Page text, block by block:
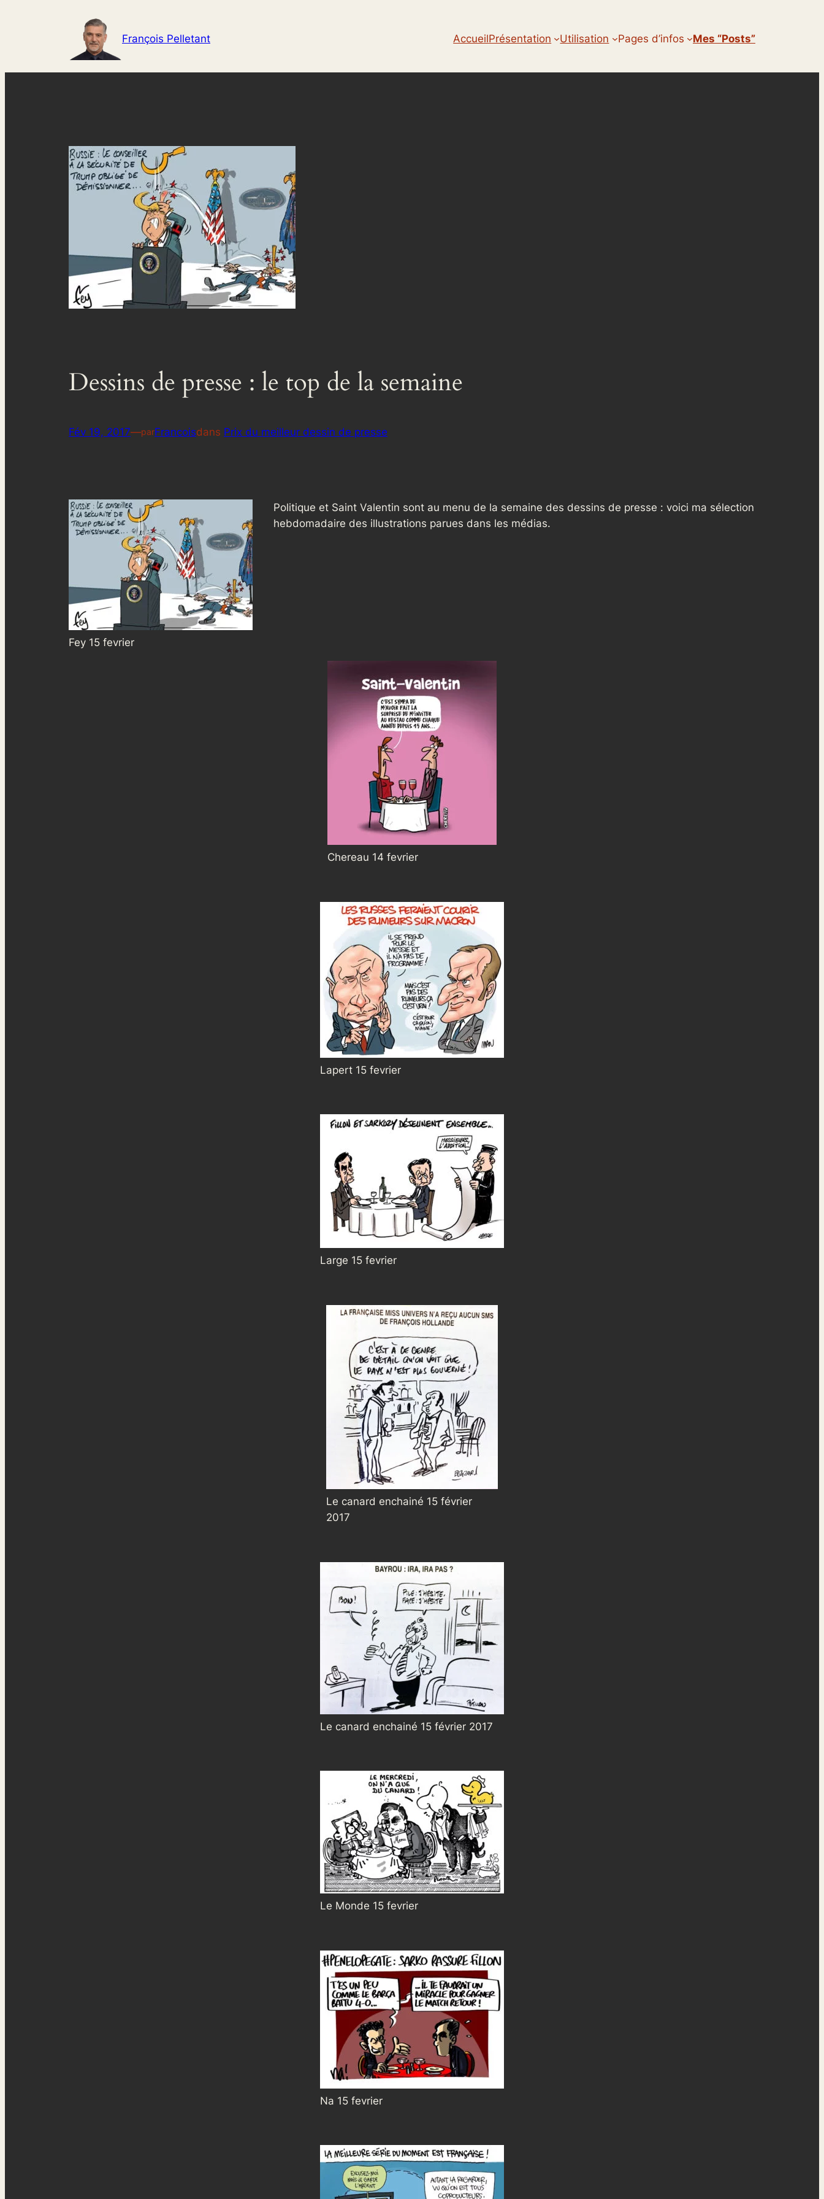
François Pelletant AccueilPrésentation Utilisation Pages d’infos Mes “posts”
Dessins de presse : le top de la semaine
Fév 19, 2017—parFrancoisdans Prix du meilleur dessin de presse
Fey 15 fevrier
Politique et Saint Valentin sont au menu de la semaine des dessins de presse : voici ma sélection
hebdomadaire des illustrations parues dans les médias.
Chereau 14 fevrier
Lapert 15 fevrier
Large 15 fevrier
Le canard enchainé 15 février
2017
Le canard enchainé 15 février 2017
Le Monde 15 fevrier
Na 15 fevrier